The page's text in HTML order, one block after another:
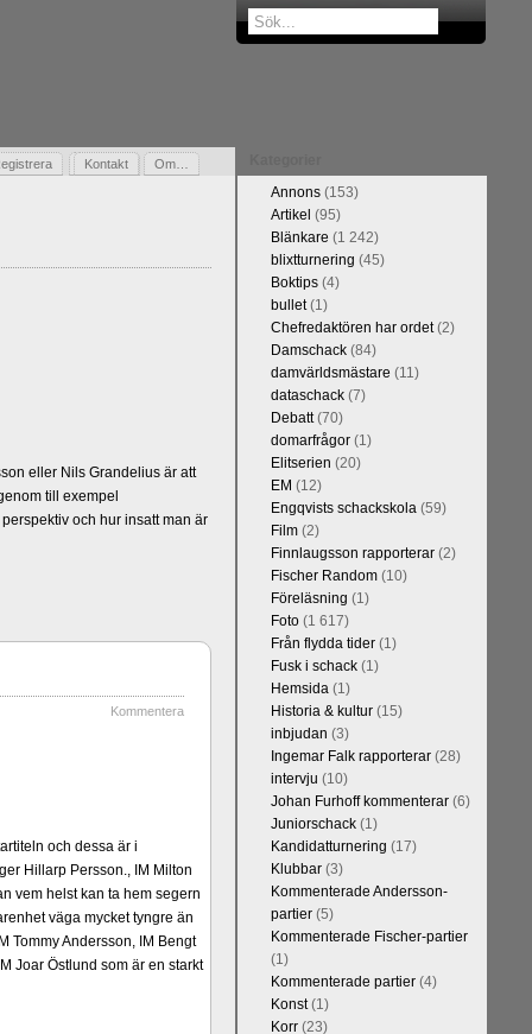
Kontakt Om…
Gästbok
eller Nils Grandelius är att
till exempel
och hur insatt man är
och dessa är i
Hillarp Persson., IM Milton
vem helst kan ta hem segern
väga mycket tyngre än
Tommy Andersson, IM Bengt
Joar Östlund som är en starkt
Kommentera
Annons(153)
Artikel (95)
Blänkare (1 242)
blixtturnering (45)
Boktips(4)
bullet(1)
Chefredaktören har ordet(2)
Damschack(84)
damvärldsmästare (11)
dataschack(7)
Debatt(70)
domarfrågor(1)
Elitserien (20)
EM (12)
Engqvists schackskola(59)
Film(2)
Finnlaugsson rapporterar(2)
Fischer Random(10)
Föreläsning (1)
Foto(1 617)
Från flydda tider(1)
Fusk i schack(1)
Hemsida(1)
Historia & kultur(15)
inbjudan (3)
Ingemar Falk rapporterar(28)
intervju (10)
Johan Furhoff kommenterar(6)
Juniorschack(1)
Kandidatturnering (17)
Klubbar(3)
Kommenterade Andersson-
partier(5)
Kommenterade Fischer-partier
(1)
Kommenterade partier(4)
Konst(1)
Korr(23)